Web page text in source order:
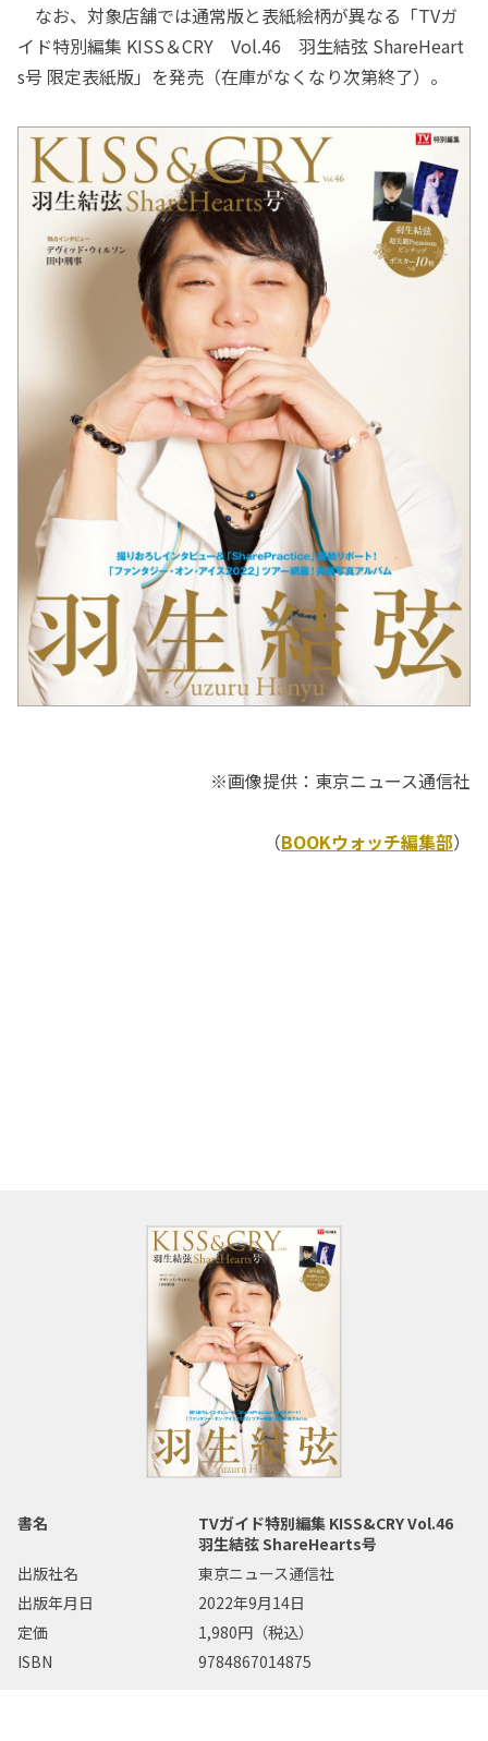
なお、対象店舗では通常版と表紙絵柄が異なる「TVガ
イド特別編集 KISS＆CRY Vol.46 羽生結弦 ShareHeart
s号 限定表紙版」を発売（在庫がなくなり次第終了）。
※画像提供：東京ニュース通信社
（BOOKウォッチ編集部）
書名
TVガイド特別編集 KISS&CRY Vol.46
羽生結弦 ShareHearts号
出版社名
東京ニュース通信社
出版年月日
2022年9月14日
定価
1,980円（税込）
ISBN
9784867014875